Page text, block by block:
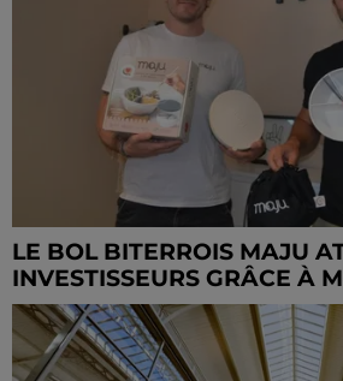
LE BOL BITERROIS MAJU
INVESTISSEURS GRÂCE À